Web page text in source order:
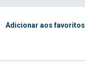
Adicionar aos favoritos